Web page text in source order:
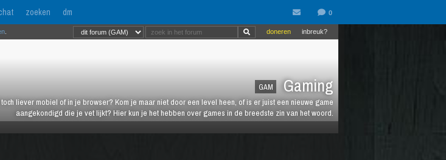
zoeken dm
GAM Gaming
liever mobiel of in je browser? Kom je maar niet door een level heen, of is er juist een nieuwe game
aangekondigd die je vet lijkt? Hier kun je het hebben over games in de breedste zin van het woord.
inbreuk?
doneren